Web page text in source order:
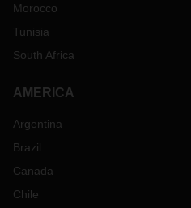
Morocco
Tunisia
South Africa
AMERICA
Argentina
Brazil
Canada
Chile